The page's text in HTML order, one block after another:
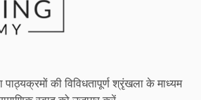
की विविधतापूर्ण श्रृंखला के माध्यम